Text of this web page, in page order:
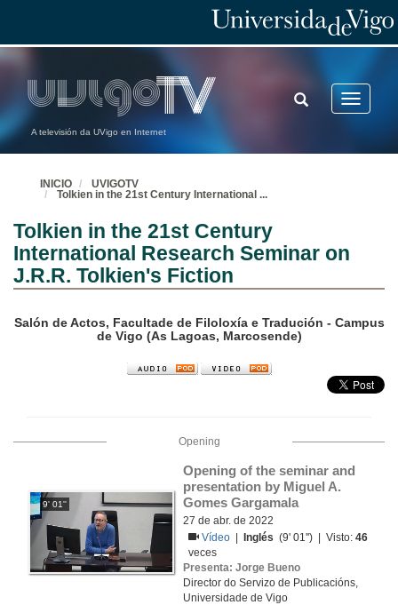
A televisión da UVigo en Internet
Toggle
TOGGLE
SEARCH
INICIO
UVIGOTV
Tolkien in the 21st Century International ...
Tolkien in the 21st Century
International Research Seminar on
J.R.R. Tolkien's Fiction
Salón de Actos, Facultade de Filoloxía e Tradución - Campus
de Vigo (As Lagoas, Marcosende)
Opening
9' 01''
Opening of the seminar and
presentation by Miguel A.
Gomes Gargamala
27 de abr. de 2022
Vídeo
Inglés (9' 01'') | Visto:46
veces
Presenta: Jorge Bueno
Director do Servizo de Publicacións,
Universidade de Vigo